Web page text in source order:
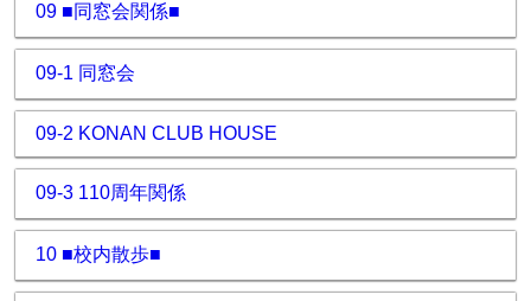
09 ■同窓会関係■
09-1 同窓会
09-2 KONAN CLUB HOUSE
09-3 110周年関係
10 ■校内散歩■